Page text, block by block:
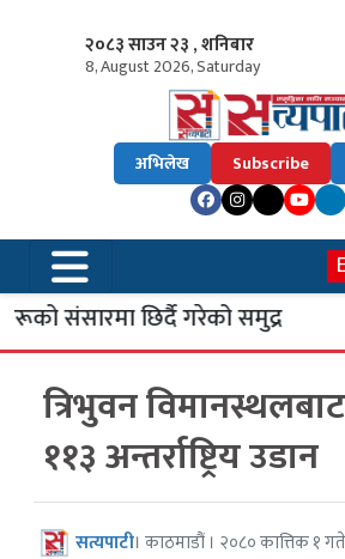
२०८३ साउन २३ , शनिबार
8, August 2026, Saturday
अभिलेख Subscribe
संसारमा छिर्दै गरेको समुद्र
त्रिभुवन
११३ अन्तर्राष्ट्रिय उडान
सत्यपाटी। काठमाडौं । २०८० कात्तिक १